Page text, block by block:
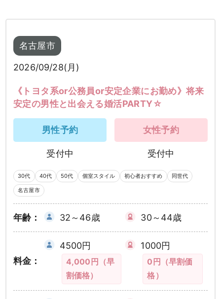
名古屋市
2026/09/28(月)
《トヨタ系or公務員or安定企業にお勤め》将来
安定の男性と出会える婚活PARTY☆
男性予約
受付中
女性予約
受付中
30代 40代 50代 個室スタイル 初心者おすすめ 同世代
名古屋市
年齢： 32～46歳 30～44歳
料金：
4500円
4,000円（早
割価格）
1000円
0円（早割価
格）